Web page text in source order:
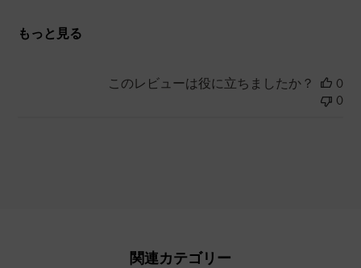
もっと見る
このレビューは役に立ちましたか？
0
0
関連カテゴリー